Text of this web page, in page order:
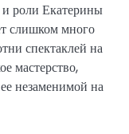
и роли Екатерины
слишком много
спектаклей на
мастерство,
незаменимой на